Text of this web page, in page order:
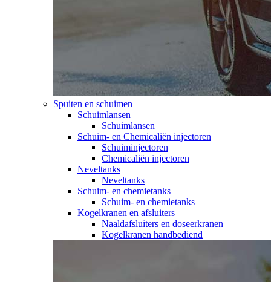
Spuiten en schuimen
Schuimlansen
Schuimlansen
Schuim- en Chemicaliën injectoren
Schuiminjectoren
Chemicaliën injectoren
Neveltanks
Neveltanks
Schuim- en chemietanks
Schuim- en chemietanks
Kogelkranen en afsluiters
Naaldafsluiters en doseerkranen
Kogelkranen handbediend